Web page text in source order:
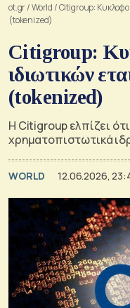
ot.gr/World /Citigroup:
(tokenized)
Citigroup:
ιδιωτικών
(tokenized)
Η Citigroup ελπίζει
χρηματοπιστωτικά
WORLD 12.06.2026,